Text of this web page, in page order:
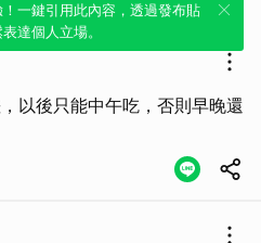
一鍵引用此內容，透過發布貼
達個人立場。
以後只能中午吃，否則早晚還